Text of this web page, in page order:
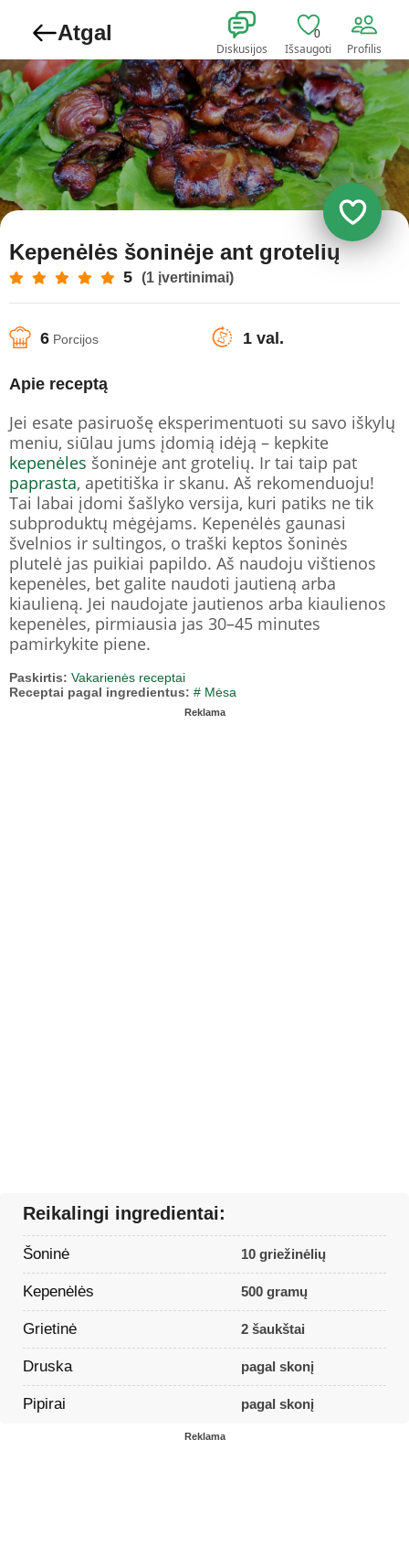
Atgal
Diskusijos
0
Išsaugoti Profilis
Kepenėlės šoninėje ant grotelių
5 (1 įvertinimai)
6 Porcijos 1 val.
Apie receptą
Jei esate pasiruošę eksperimentuoti su savo iškylų ​​
meniu, siūlau jums įdomią idėją – kepkite
kepenėles šoninėje ant grotelių. Ir tai taip pat
paprasta, apetitiška ir skanu. Aš rekomenduoju!
Tai labai įdomi šašlyko versija, kuri patiks ne tik
subproduktų mėgėjams. Kepenėlės gaunasi
švelnios ir sultingos, o traški keptos šoninės
plutelė jas puikiai papildo. Aš naudoju vištienos
kepenėles, bet galite naudoti jautieną arba
kiaulieną. Jei naudojate jautienos arba kiaulienos
kepenėles, pirmiausia jas 30–45 minutes
pamirkykite piene.
Paskirtis: Vakarienės receptai
Receptai pagal ingredientus: # Mėsa
Reklama
Reikalingi ingredientai:
Šoninė 10 griežinėlių
Kepenėlės 500 gramų
Grietinė 2 šaukštai
Druska pagal skonį
Pipirai pagal skonį
Reklama